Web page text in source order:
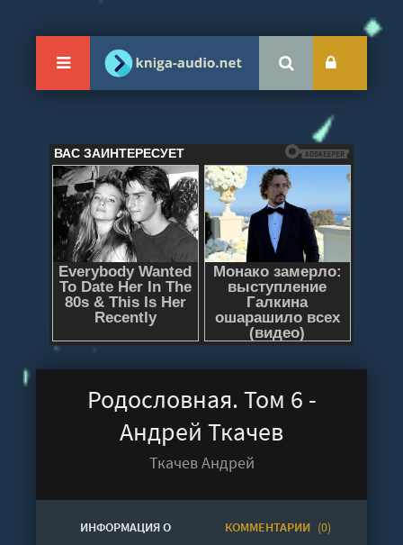
Родословная. Том 6 -
Андрей Ткачев
Ткачев Андрей
ИНФОРМАЦИЯ О КОММЕНТАРИИ (0)